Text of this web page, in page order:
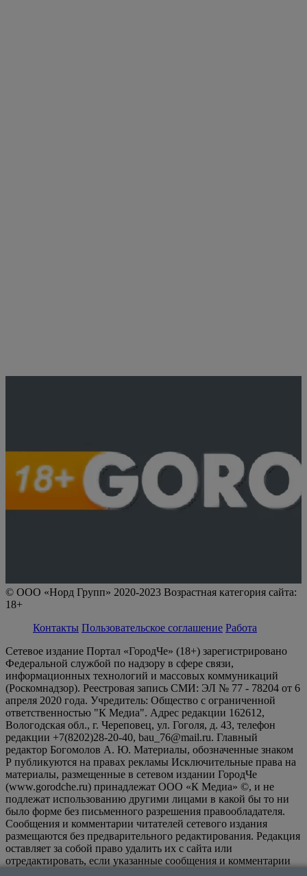
© ООО «Норд Групп» 2020-2023 Возрастная категория сайта:
18+
Контакты Пользовательское соглашение Работа
Сетевое издание Портал «ГородЧе» (18+) зарегистрировано
Федеральной службой по надзору в сфере связи,
информационных технологий и массовых коммуникаций
(Роскомнадзор). Реестровая запись СМИ: ЭЛ № 77 - 78204 от 6
апреля 2020 года. Учредитель: Общество с ограниченной
ответственностью "К Медиа". Адрес редакции 162612,
Вологодская обл., г. Череповец, ул. Гоголя, д. 43, телефон
редакции +7(8202)28-20-40, bau_76@mail.ru. Главный
редактор Богомолов А. Ю. Материалы, обозначенные знаком
Р публикуются на правах рекламы Исключительные права на
материалы, размещенные в сетевом издании ГородЧе
(www.gorodche.ru) принадлежат ООО «К Медиа» ©, и не
подлежат использованию другими лицами в какой бы то ни
было форме без письменного разрешения правообладателя.
Сообщения и комментарии читателей сетевого издания
размещаются без предварительного редактирования. Редакция
оставляет за собой право удалить их с сайта или
отредактировать, если указанные сообщения и комментарии